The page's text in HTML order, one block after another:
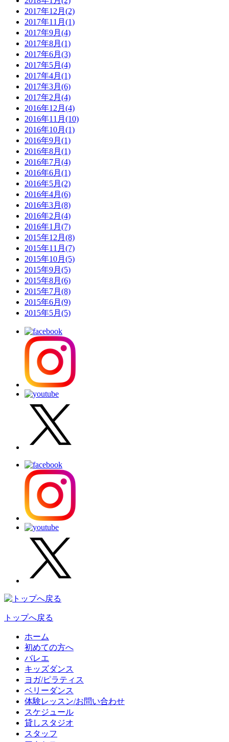
2017年12月(2)
2017年11月(1)
2017年9月(4)
2017年8月(1)
2017年6月(3)
2017年5月(4)
2017年4月(1)
2017年3月(6)
2017年2月(4)
2016年12月(4)
2016年11月(10)
2016年10月(1)
2016年9月(1)
2016年8月(1)
2016年7月(4)
2016年6月(1)
2016年5月(2)
2016年4月(6)
2016年3月(8)
2016年2月(4)
2016年1月(7)
2015年12月(8)
2015年11月(7)
2015年10月(5)
2015年9月(5)
2015年8月(6)
2015年7月(8)
2015年6月(9)
2015年5月(5)
トップへ戻る
ホーム
初めての方へ
バレエ
キッズダンス
ヨガ/ピラティス
ベリーダンス
体験レッスン/お問い合わせ
スケジュール
貸しスタジオ
スタッフ